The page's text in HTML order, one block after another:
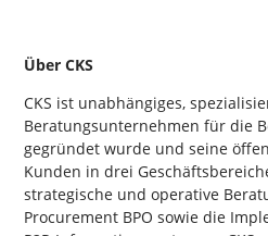
Über CKS
CKS ist unabhängiges,
Beratungsunternehmen für die
gegründet wurde und seine
Kunden in drei
strategische und operative
Procurement BPO sowie die